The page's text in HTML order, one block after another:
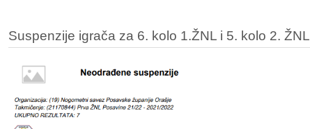
Suspenzije igrača za 6. kolo 1.ŽNL i 5. kolo 2. ŽNL